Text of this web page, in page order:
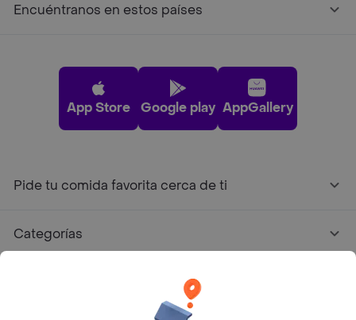
Encuéntranos en estos países
App Store Google play AppGallery
Pide tu comida favorita cerca de ti
Categorías